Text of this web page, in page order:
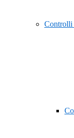
Controlli